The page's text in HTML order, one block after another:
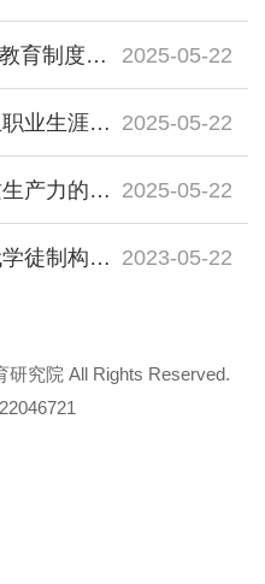
1+X证书制度：新时代职业教育制度设计的创新 2025-05-22
方伟：构建中国特色大学生职业生涯发展教育理论体系探析 2025-05-22
刘立军，王开田：面向新质生产力的高校人才培养供给研究 2025-05-22
徐国庆：我国职业教育现代学徒制构建中的关键问题 2023-05-22
究院 All Rights Reserved.